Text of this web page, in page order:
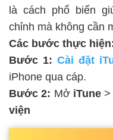
là cách phổ biến
chỉnh mà không cần
Các bước thực
Bước 1: Cài đặt
iPhone qua cáp.
Bước 2: MởiTune >
viện